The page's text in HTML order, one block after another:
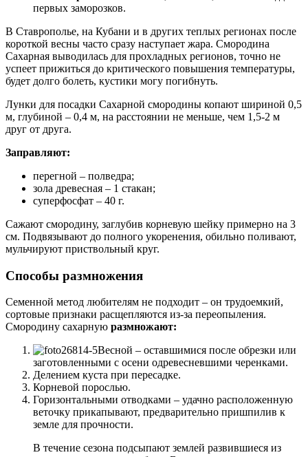
первых заморозков.
В Ставрополье, на Кубани и в других теплых регионах после
короткой весны часто сразу наступает жара. Смородина
Сахарная выводилась для прохладных регионов, точно не
успеет прижиться до критического повышения температуры,
будет долго болеть, кустики могу погибнуть.
Лунки для посадки Сахарной смородины копают шириной 0,5
м, глубиной – 0,4 м, на расстоянии не меньше, чем 1,5-2 м
друг от друга.
Заправляют:
перегной – полведра;
зола древесная – 1 стакан;
суперфосфат – 40 г.
Сажают смородину, заглубив корневую шейку примерно на 3
см. Подвязывают до полного укоренения, обильно поливают,
мульчируют приствольный круг.
Способы размножения
Семенной метод любителям не подходит – он трудоемкий,
сортовые признаки расщепляются из-за переопыления.
Смородину сахарную размножают:
Весной – оставшимися после обрезки или
заготовленными с осени одревесневшими черенками.
Делением куста при пересадке.
Корневой порослью.
Горизонтальными отводками – удачно расположенную
веточку прикапывают, предварительно пришпилив к
земле для прочности.
В течение сезона подсыпают землей развившиеся из